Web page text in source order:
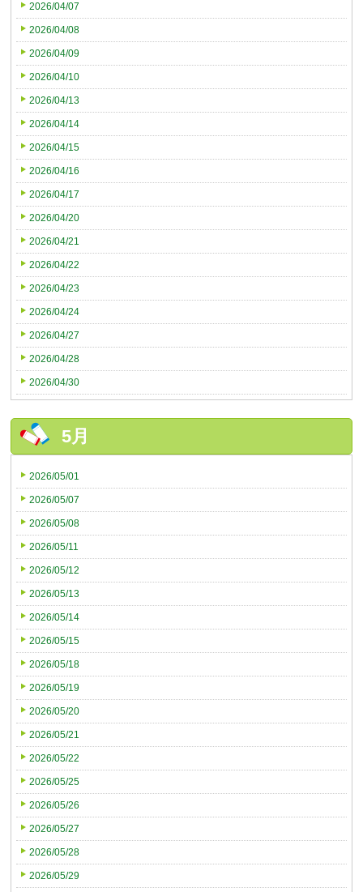
2026/04/07
2026/04/08
2026/04/09
2026/04/10
2026/04/13
2026/04/14
2026/04/15
2026/04/16
2026/04/17
2026/04/20
2026/04/21
2026/04/22
2026/04/23
2026/04/24
2026/04/27
2026/04/28
2026/04/30
5月
2026/05/01
2026/05/07
2026/05/08
2026/05/11
2026/05/12
2026/05/13
2026/05/14
2026/05/15
2026/05/18
2026/05/19
2026/05/20
2026/05/21
2026/05/22
2026/05/25
2026/05/26
2026/05/27
2026/05/28
2026/05/29